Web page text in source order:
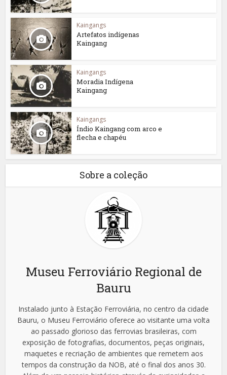
Kaingangs
Artefatos indígenas
Kaingang
Kaingangs
Moradia Indígena
Kaingang
Kaingangs
Índio Kaingang com arco e
flecha e chapéu
Sobre a coleção
Museu Ferroviário Regional de
Bauru
Instalado junto à Estação Ferroviária, no centro da cidade
Bauru, o Museu Ferroviário oferece ao visitante uma volta
ao passado glorioso das ferrovias brasileiras, com
exposição de fotografias, documentos, peças originais,
maquetes e recriação de ambientes que remetem aos
tempos da construção da NOB, até o final dos anos 30.